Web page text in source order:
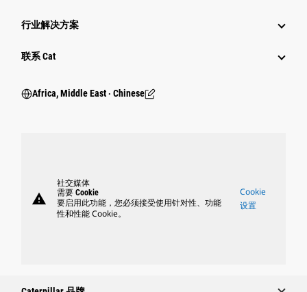
行业解决方案
行业
联系 Cat
Africa, Middle East ‧ Chinese
warning
社交媒体
需要 Cookie
要启用此功能，您必须接受使用针对性、功能
性和性能 Cookie。
Cookie
设置